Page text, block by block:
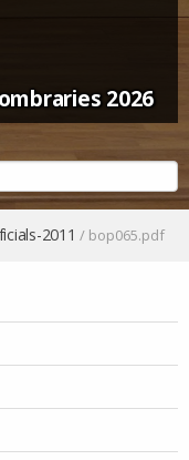
2026
2011 / bop065.pdf